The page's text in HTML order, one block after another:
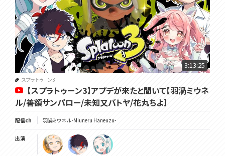
GOODS✿https://voms.booth.pm/
3:13:25
スプラトゥーン3
【スプラトゥーン3】アプデが来たと聞いて【羽渦ミウネ
ル/善額サンパロー/未知又バトヤ/花丸ちよ】
配信ch 羽渦ミウネル -Miuneru Haneuzu-
出演